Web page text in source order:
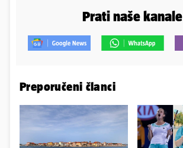
Prati naše kanale
Preporučeni članci